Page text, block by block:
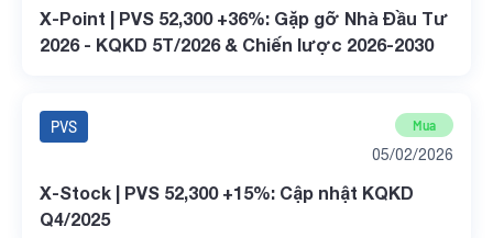
X-Point | PVS 52,300 +36%: Gặp gỡ Nhà Đầu Tư
2026 - KQKD 5T/2026 & Chiến lược 2026-2030
PVS Mua
05/02/2026
X-Stock | PVS 52,300 +15%: Cập nhật KQKD
Q4/2025